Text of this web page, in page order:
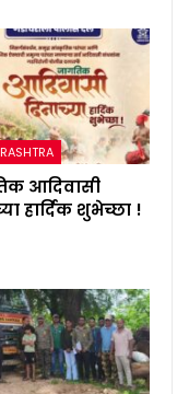
आदिवासी
हार्दिक शुभेच्छा !